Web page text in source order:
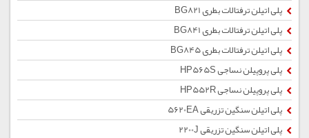
پلی اتیلن ترفتالات بطری BG821
پلی اتیلن ترفتالات بطری BG841
پلی اتیلن ترفتالات بطری BG845
پلی پروپیلن نساجی HP565S
پلی پروپیلن نساجی HP552R
پلی اتیلن سنگین تزریقی 5620EA
پلی اتیلن سنگین تزریقی 2200J